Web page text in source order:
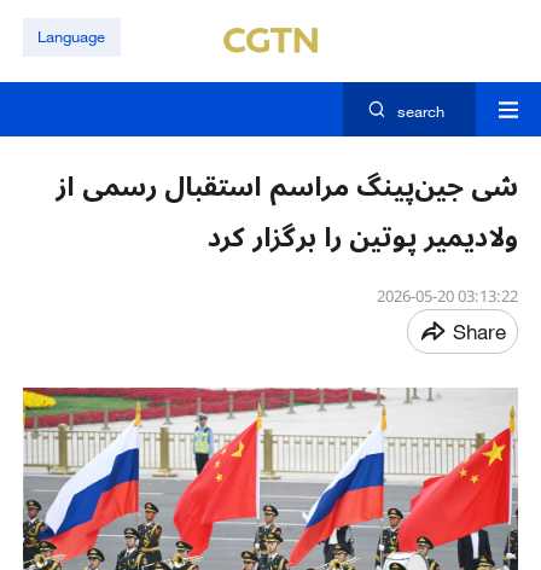
Language
search
شی جین‌پینگ مراسم استقبال رسمی از
ولادیمیر پوتین را برگزار کرد
03:13:22 2026-05-20
Share